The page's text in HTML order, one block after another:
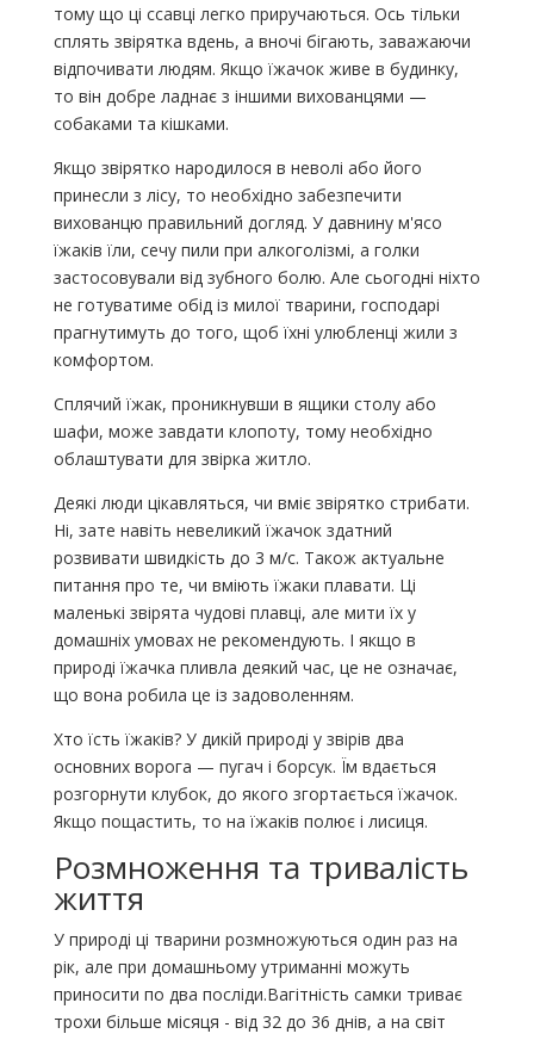
тому що ці ссавці легко приручаються. Ось тільки
сплять звірятка вдень, а вночі бігають, заважаючи
відпочивати людям. Якщо їжачок живе в будинку,
то він добре ладнає з іншими вихованцями —
собаками та кішками.
Якщо звірятко народилося в неволі або його
принесли з лісу, то необхідно забезпечити
вихованцю правильний догляд. У давнину м'ясо
їжаків їли, сечу пили при алкоголізмі, а голки
застосовували від зубного болю. Але сьогодні ніхто
не готуватиме обід із милої тварини, господарі
прагнутимуть до того, щоб їхні улюбленці жили з
комфортом.
Сплячий їжак, проникнувши в ящики столу або
шафи, може завдати клопоту, тому необхідно
облаштувати для звірка житло.
Деякі люди цікавляться, чи вміє звірятко стрибати.
Ні, зате навіть невеликий їжачок здатний
розвивати швидкість до 3 м/с. Також актуальне
питання про те, чи вміють їжаки плавати. Ці
маленькі звірята чудові плавці, але мити їх у
домашніх умовах не рекомендують. І якщо в
природі їжачка пливла деякий час, це не означає,
що вона робила це із задоволенням.
Хто їсть їжаків? У дикій природі у звірів два
основних ворога — пугач і борсук. Їм вдається
розгорнути клубок, до якого згортається їжачок.
Якщо пощастить, то на їжаків полює і лисиця.
Розмноження та тривалість
життя
У природі ці тварини розмножуються один раз на
рік, але при домашньому утриманні можуть
приносити по два посліди.Вагітність самки триває
трохи більше місяця - від 32 до 36 днів, а на світ